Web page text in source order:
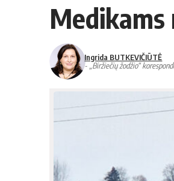
Ingrida BUTKEVIČIŪTĖ
- „Biržiečių žodžio“